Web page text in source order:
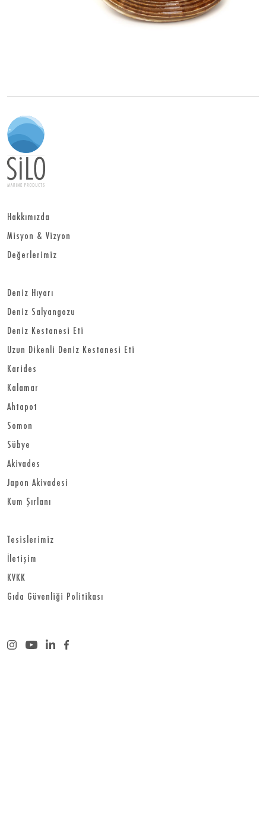
Hakkımızda
Misyon & Vizyon
Değerlerimiz
Deniz Hıyarı
Deniz Salyangozu
Deniz Kestanesi Eti
Uzun Dikenli Deniz Kestanesi Eti
Karides
Kalamar
Ahtapot
Somon
Sübye
Akivades
Japon Akivadesi
Kum Şırlanı
Tesislerimiz
İletişim
KVKK
Gıda Güvenliği Politikası